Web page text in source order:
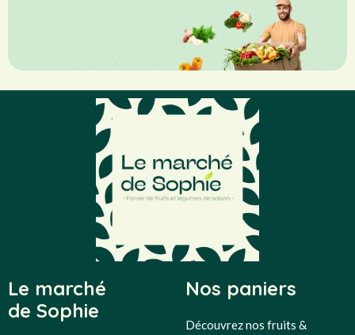
Le marché
de Sophie
Nos paniers
Découvrez nos fruits &